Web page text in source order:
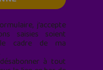
j’accepte
saisies soient
cadre de ma
à tout